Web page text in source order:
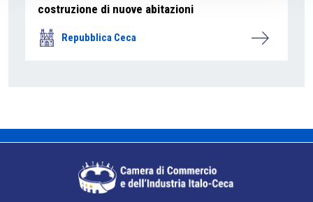
costruzione di nuove abitazioni
Repubblica Ceca